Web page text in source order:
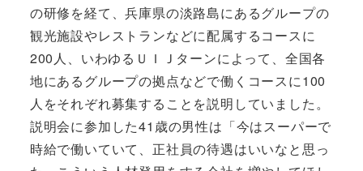
の研修を経て、兵庫県の淡路島にあるグループの
観光施設やレストランなどに配属するコースに
200人、いわゆるＵＩＪターンによって、全国各
地にあるグループの拠点などで働くコースに100
人をそれぞれ募集することを説明していました。
説明会に参加した41歳の男性は「今はスーパーで
時給で働いていて、正社員の待遇はいいなと思っ